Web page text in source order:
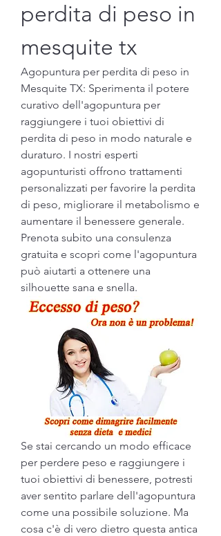
perdita di peso in
mesquite tx
Agopuntura per perdita di peso in
Mesquite TX: Sperimenta il potere
curativo dell'agopuntura per
raggiungere i tuoi obiettivi di
perdita di peso in modo naturale e
duraturo. I nostri esperti
agopunturisti offrono trattamenti
personalizzati per favorire la perdita
di peso, migliorare il metabolismo e
aumentare il benessere generale.
Prenota subito una consulenza
gratuita e scopri come l'agopuntura
può aiutarti a ottenere una
silhouette sana e snella.
Se stai cercando un modo efficace
per perdere peso e raggiungere i
tuoi obiettivi di benessere, potresti
aver sentito parlare dell'agopuntura
come una possibile soluzione. Ma
cosa c'è di vero dietro questa antica